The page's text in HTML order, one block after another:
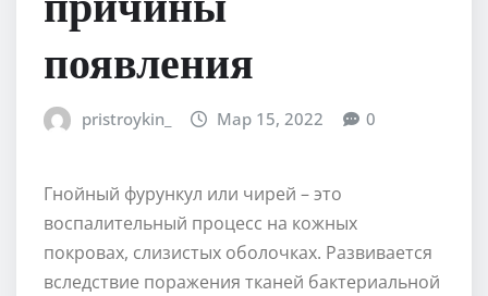
появления
pristroykin_ Мар 15, 2022 0
Гнойный фурункул или чирей – это
воспалительный процесс на кожных
покровах, слизистых оболочках. Развивается
вследствие поражения тканей бактериальной